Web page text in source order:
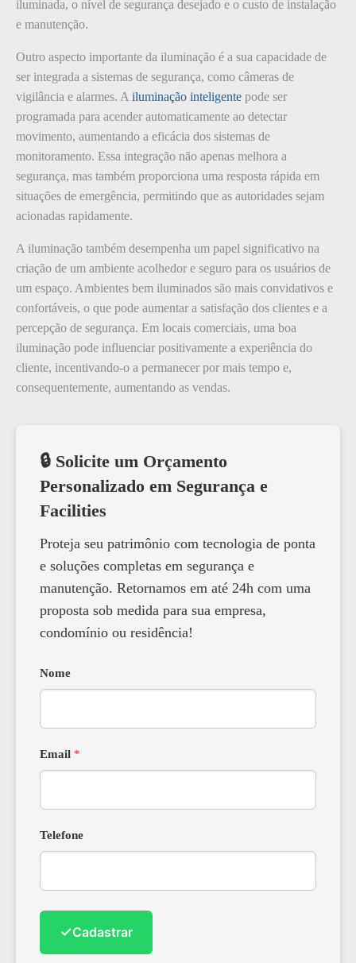
iluminada, o nível de segurança desejado e o custo de instalação
e manutenção.
Outro aspecto importante da iluminação é a sua capacidade de
ser integrada a sistemas de segurança, como câmeras de
vigilância e alarmes. A iluminação inteligente pode ser
programada para acender automaticamente ao detectar
movimento, aumentando a eficácia dos sistemas de
monitoramento. Essa integração não apenas melhora a
segurança, mas também proporciona uma resposta rápida em
situações de emergência, permitindo que as autoridades sejam
acionadas rapidamente.
A iluminação também desempenha um papel significativo na
criação de um ambiente acolhedor e seguro para os usuários de
um espaço. Ambientes bem iluminados são mais convidativos e
confortáveis, o que pode aumentar a satisfação dos clientes e a
percepção de segurança. Em locais comerciais, uma boa
iluminação pode influenciar positivamente a experiência do
cliente, incentivando-o a permanecer por mais tempo e,
consequentemente, aumentando as vendas.
🔒 Solicite um Orçamento
Personalizado em Segurança e
Facilities
Proteja seu patrimônio com tecnologia de ponta
e soluções completas em segurança e
manutenção. Retornamos em até 24h com uma
proposta sob medida para sua empresa,
condomínio ou residência!
Nome
Email *
Telefone
✓Cadastrar